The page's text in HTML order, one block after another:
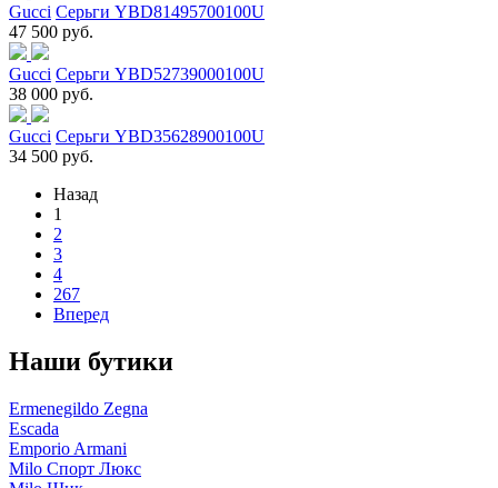
Gucci Серьги YBD81495700100U
47 500 руб.
Gucci Серьги YBD52739000100U
38 000 руб.
Gucci Серьги YBD35628900100U
34 500 руб.
Назад
1
2
3
4
267
Вперед
Наши бутики
Ermenegildo Zegna
Escada
Emporio Armani
Milo Спорт Люкс